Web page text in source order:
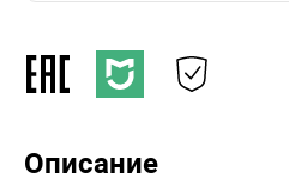
Описание